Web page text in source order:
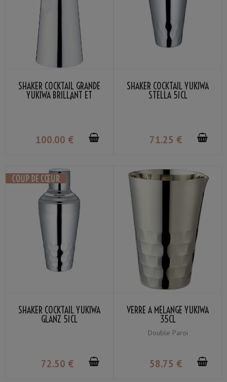
SHAKER COCKTAIL GRANDE
YUKIWA BRILLANT ET
100.00 €
SHAKER COCKTAIL YUKIWA
STELLA 51CL
71.25 €
SHAKER COCKTAIL YUKIWA
GLANZ 51CL
72.50 €
VERRE À MÉLANGE YUKIWA
35CL
Double Paroi
58.75 €